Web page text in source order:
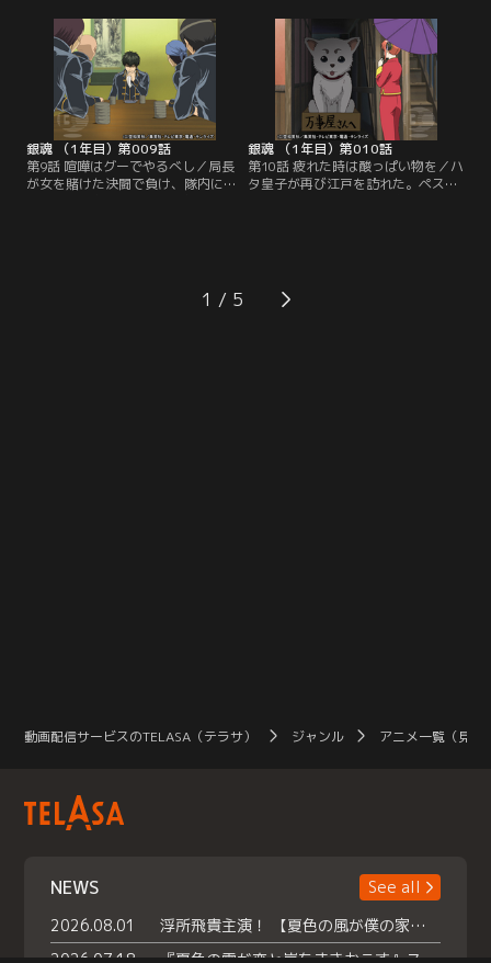
入国管理局は万事屋に捜索を依頼す
る。天人絡みの依頼と聞いて一度は
断る彼らだったが、積まれた大金に
あっけなく尻尾を振ることを決め
た。さっそく依頼をこなそうと、行
動を開始する銀時たちだが…。【提
供：バンダイチャンネル】
愛する人なら欠点ごと愛することが
出来ると微笑むお妙。その彼女に近
藤は一目惚れし、結婚を申し込むが
グーで殴られる。しかし近藤は諦め
きれず、お妙に熱烈なアピールを繰
り返し…。【提供：バンダイチャン
ネル】
銀魂 （1年目）第009話
第9話 喧嘩はグーでやるべし／局長
が女を賭けた決闘で負け、隊内に動
すしかない…。一方、自分が真選組
の殺意を一手に引き受けているとも
銀魂 （1年目）第010話
第10話 疲れた時は酸っぱい物を／ハ
タ皇子が再び江戸を訪れた。ペスを
は、かなり大きい犬のような生き物
だった。銀時の反対を押し切り、神
1
動画配信サービスのTELASA（テラサ） ジャンル アニメ一覧（見放
NEWS
See all
2026.08.01
浮所飛貴主演！ 【夏色の風が僕の家にやってきた】 本日よりテラサで独占配信スタート！